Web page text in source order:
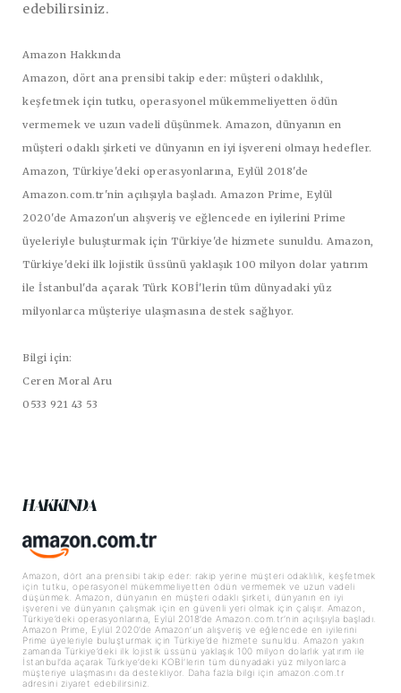
edebilirsiniz.
Amazon Hakkında
Amazon, dört ana prensibi takip eder: müşteri odaklılık,
keşfetmek için tutku, operasyonel mükemmeliyetten ödün
vermemek ve uzun vadeli düşünmek. Amazon, dünyanın en
müşteri odaklı şirketi ve dünyanın en iyi işvereni olmayı hedefler.
Amazon, Türkiye'deki operasyonlarına, Eylül 2018'de
Amazon.com.tr'nin açılışıyla başladı. Amazon Prime, Eylül
2020'de Amazon'un alışveriş ve eğlencede en iyilerini Prime
üyeleriyle buluşturmak için Türkiye'de hizmete sunuldu. Amazon,
Türkiye'deki ilk lojistik üssünü yaklaşık 100 milyon dolar yatırım
ile İstanbul'da açarak Türk KOBİ'lerin tüm dünyadaki yüz
milyonlarca müşteriye ulaşmasına destek sağlıyor.
Bilgi için:
Ceren Moral Aru
0533 921 43 53
HAKKINDA
Amazon, dört ana prensibi takip eder: rakip yerine müşteri odaklılık, keşfetmek
için tutku, operasyonel mükemmeliyetten ödün vermemek ve uzun vadeli
düşünmek. Amazon, dünyanın en müşteri odaklı şirketi, dünyanın en iyi
işvereni ve dünyanın çalışmak için en güvenli yeri olmak için çalışır. Amazon,
Türkiye’deki operasyonlarına, Eylül 2018’de Amazon.com.tr’nin açılışıyla başladı.
Amazon Prime, Eylül 2020’de Amazon’un alışveriş ve eğlencede en iyilerini
Prime üyeleriyle buluşturmak için Türkiye’de hizmete sunuldu. Amazon yakın
zamanda Türkiye’deki ilk lojistik üssünü yaklaşık 100 milyon dolarlık yatırım ile
İstanbul’da açarak Türkiye’deki KOBİ’lerin tüm dünyadaki yüz milyonlarca
müşteriye ulaşmasını da destekliyor. Daha fazla bilgi için amazon.com.tr
adresini ziyaret edebilirsiniz.